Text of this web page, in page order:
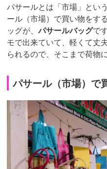
パサールとは「市場」とい
ール（市場）で買い物をす
ッグが、 パサールバッグで
モで出来ていて、軽くて丈
られるので、そこまで荷物
パサール（市場）で